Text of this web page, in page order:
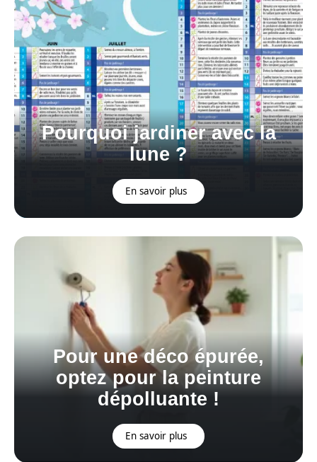
Pourquoi jardiner avec la
lune ?
En savoir plus
Pour une déco épurée,
optez pour la peinture
dépolluante !
En savoir plus